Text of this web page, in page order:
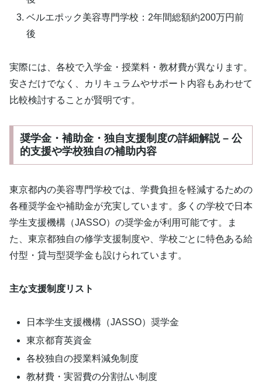
ベルエポック美容専門学校：2年間総額約200万円前
後
実際には、各校で入学金・授業料・教材費が異なります。
安さだけでなく、カリキュラムやサポート内容もあわせて
比較検討することが賢明です。
奨学金・補助金・独自支援制度の詳細解説 – 公
的支援や学校独自の補助内容
東京都内の美容専門学校では、学費負担を軽減するための
各種奨学金や補助金が充実しています。多くの学校で日本
学生支援機構（JASSO）の奨学金が利用可能です。ま
た、東京都独自の修学支援制度や、学校ごとに特色ある給
付型・貸与型奨学金も設けられています。
主な支援制度リスト
日本学生支援機構（JASSO）奨学金
東京都育英資金
各校独自の授業料減免制度
教材費・実習費の分割払い制度